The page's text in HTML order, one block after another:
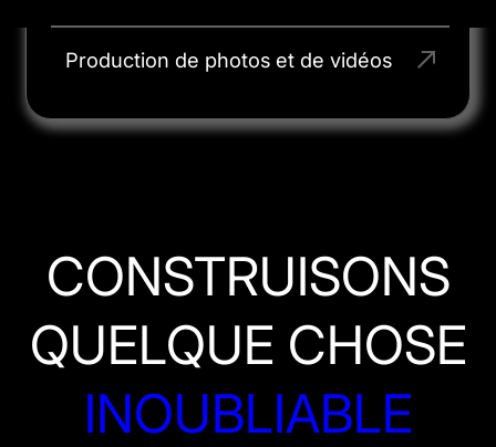
Production de photos et de vidéos
CONSTRUISONS
QUELQUE CHOSE
INOUBLIABLE